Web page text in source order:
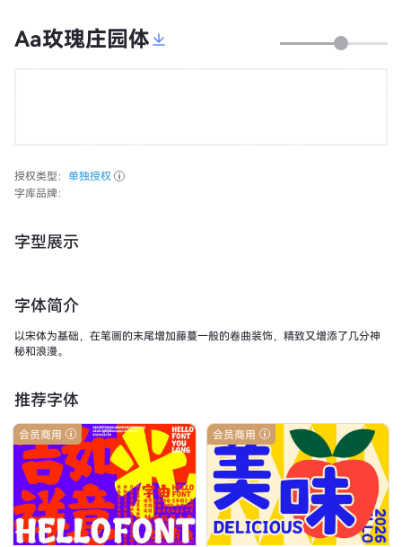
Aa玫瑰庄园体
授权类型： 单独授权
字库品牌：
字型展示
字体简介
以宋体为基础，在笔画的末尾增加藤蔓一般的卷曲装饰，精致又增添了几分神
秘和浪漫。
推荐字体
会员商用 会员商用